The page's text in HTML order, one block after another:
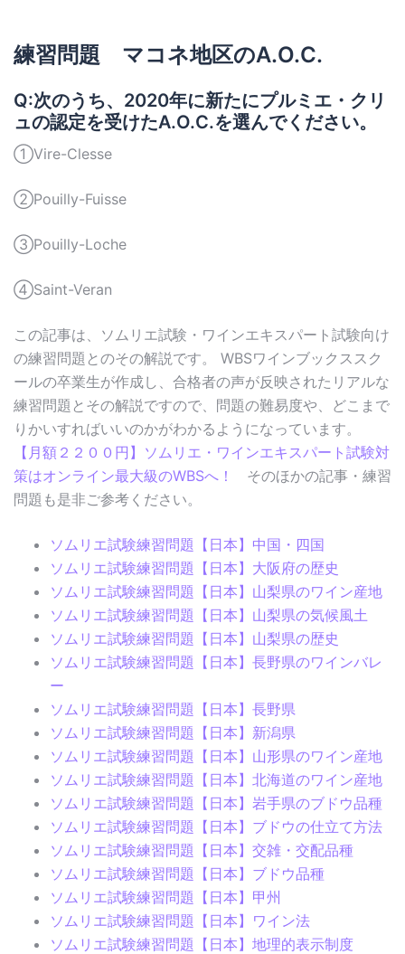
練習問題 マコネ地区のA.O.C.
Q:次のうち、2020年に新たにプルミエ・クリ
ュの認定を受けたA.O.C.を選んでください。
①Vire-Clesse
②Pouilly-Fuisse
③Pouilly-Loche
④Saint-Veran
この記事は、ソムリエ試験・ワインエキスパート試験向け
の練習問題とのその解説です。 WBSワインブックススク
ールの卒業生が作成し、合格者の声が反映されたリアルな
練習問題とその解説ですので、問題の難易度や、どこまで
りかいすればいいのかがわかるようになっています。
【月額２２００円】ソムリエ・ワインエキスパート試験対
策はオンライン最大級のWBSへ！
そのほかの記事・練習
問題も是非ご参考ください。
ソムリエ試験練習問題【日本】中国・四国
ソムリエ試験練習問題【日本】大阪府の歴史
ソムリエ試験練習問題【日本】山梨県のワイン産地
ソムリエ試験練習問題【日本】山梨県の気候風土
ソムリエ試験練習問題【日本】山梨県の歴史
ソムリエ試験練習問題【日本】長野県のワインバレ
ー
ソムリエ試験練習問題【日本】長野県
ソムリエ試験練習問題【日本】新潟県
ソムリエ試験練習問題【日本】山形県のワイン産地
ソムリエ試験練習問題【日本】北海道のワイン産地
ソムリエ試験練習問題【日本】岩手県のブドウ品種
ソムリエ試験練習問題【日本】ブドウの仕立て方法
ソムリエ試験練習問題【日本】交雑・交配品種
ソムリエ試験練習問題【日本】ブドウ品種
ソムリエ試験練習問題【日本】甲州
ソムリエ試験練習問題【日本】ワイン法
ソムリエ試験練習問題【日本】地理的表示制度